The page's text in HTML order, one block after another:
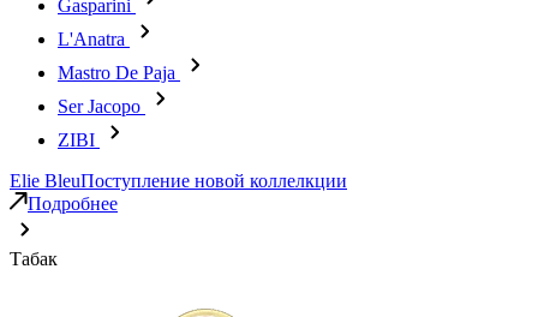
Gasparini
L'Anatra
Mastro De Paja
Ser Jacopo
ZIBI
Elie BleuПоступление новой коллелкции
Подробнее
Табак